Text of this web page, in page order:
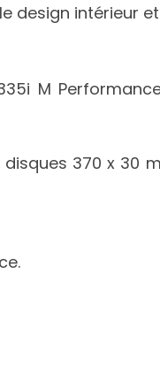
design intérieur et
M
370 x 30